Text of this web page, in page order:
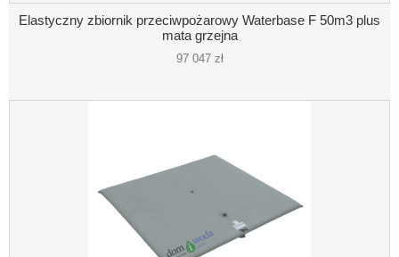
Elastyczny zbiornik przeciwpożarowy Waterbase F 50m3 plus
mata grzejna
97 047 zł